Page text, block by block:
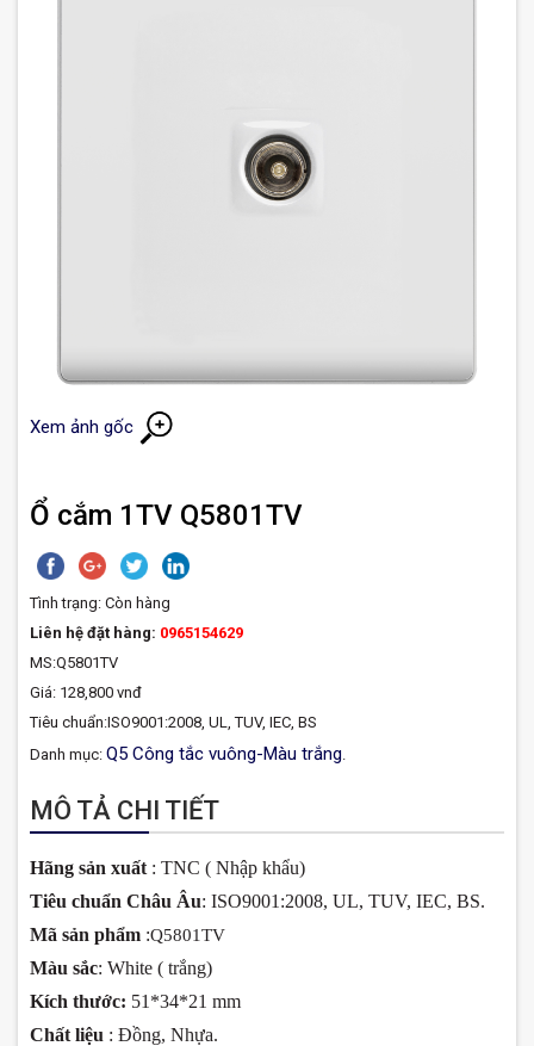
Xem ảnh gốc
Ổ cắm 1TV Q5801TV
Tình trạng: Còn hàng
Liên hệ đặt hàng: 0965154629
MS:Q5801TV
Giá: 128,800 vnđ
Tiêu chuẩn:ISO9001:2008, UL, TUV, IEC, BS
Danh mục: Q5 Công tắc vuông-Màu trắng
MÔ TẢ CHI TIẾT
Hãng sản xuất : TNC ( Nhập khẩu)
Tiêu chuẩn Châu Âu: ISO9001:2008, UL, TUV, IEC, BS.
Mã sản phẩm :Q5801TV
Màu sắc: White ( trắng)
Kích thước: 51*34*21 mm
Chất liệu : Đồng, Nhựa.